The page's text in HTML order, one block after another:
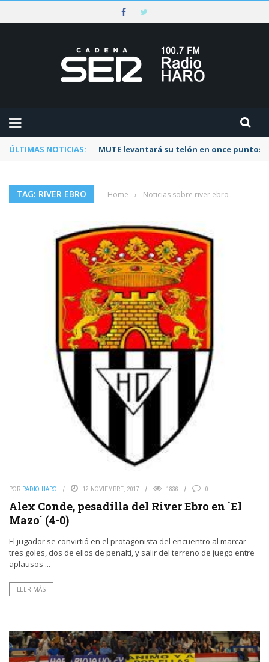
ÚLTIMAS NOTICIAS: Rescatado un ciclista accidentado en un
TAG: RIVER EBRO Home › Noticias sobre river ebro
POR RADIO HARO 12 NOVIEMBRE, 2017 1836 0
Alex Conde, pesadilla del River Ebro en `El
Mazo´ (4-0)
El jugador se convirtió en el protagonista del encuentro al marcar
tres goles, dos de ellos de penalti, y salir del terreno de juego entre
aplausos ...
LEER MÁS